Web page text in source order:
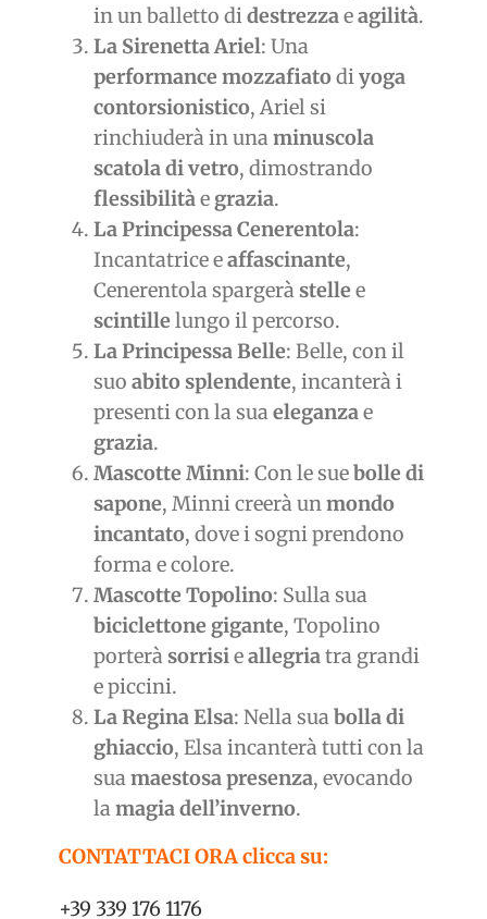
in un balletto didestrezzaeagilità.
La Sirenetta Ariel: Una
performance mozzafiatodiyoga
contorsionistico, Ariel si
rinchiuderà in unaminuscola
scatola di vetro, dimostrando
flessibilitàe grazia.
La Principessa Cenerentola:
Incantatrice eaffascinante,
Cenerentola spargeràstelle e
scintille lungo il percorso.
La Principessa Belle: Belle, con il
suo abito splendente, incanterà i
presenti con la suaeleganzae
grazia.
Mascotte Minni: Con le suebolle di
sapone, Minni creerà unmondo
incantato, dove i sogni prendono
forma e colore.
Mascotte Topolino: Sulla sua
biciclettone gigante, Topolino
porteràsorrisieallegriatra grandi
e piccini.
La Regina Elsa: Nella suabolla di
ghiaccio, Elsa incanterà tutti con la
suamaestosa presenza, evocando
lamagia dell’inverno.
CONTATTACI ORA clicca su:
+39 339 176 1176